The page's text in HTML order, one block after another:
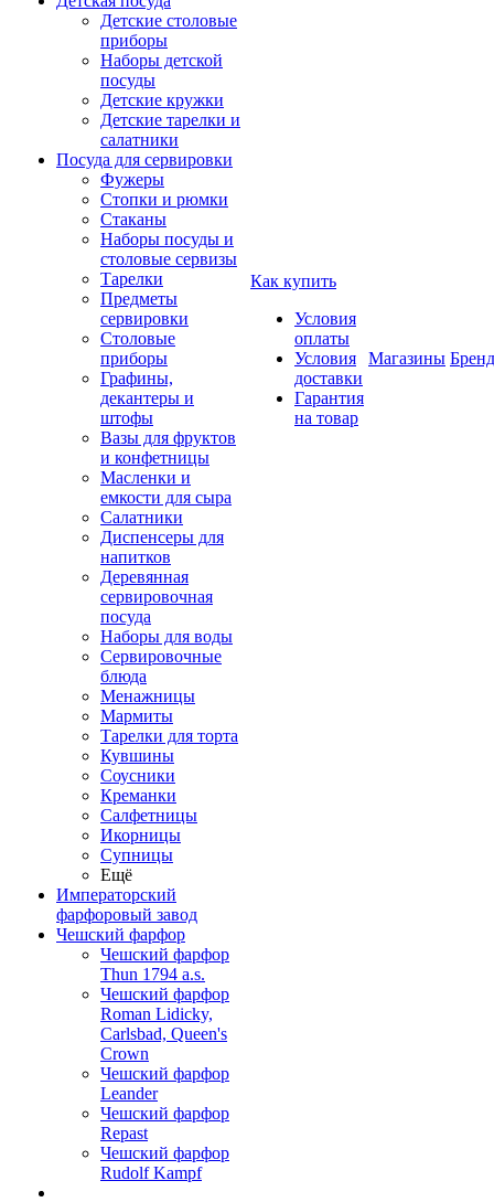
Детские столовые
приборы
Наборы детской
посуды
Детские кружки
Детские тарелки и
салатники
Посуда для сервировки
Фужеры
Стопки и рюмки
Стаканы
Наборы посуды и
столовые сервизы
Тарелки
Предметы
сервировки
Столовые
приборы
Графины,
декантеры и
штофы
Вазы для фруктов
и конфетницы
Масленки и
емкости для сыра
Салатники
Диспенсеры для
напитков
Деревянная
сервировочная
посуда
Наборы для воды
Сервировочные
блюда
Менажницы
Мармиты
Тарелки для торта
Кувшины
Соусники
Креманки
Салфетницы
Икорницы
Супницы
Ещё
Императорский
фарфоровый завод
Чешский фарфор
Чешский фарфор
Thun 1794 a.s.
Чешский фарфор
Roman Lidicky,
Carlsbad, Queen's
Crown
Чешский фарфор
Leander
Чешский фарфор
Repast
Чешский фарфор
Rudolf Kampf
Как купить
Условия
оплаты
Условия
доставки
Гарантия
на товар
Магазины